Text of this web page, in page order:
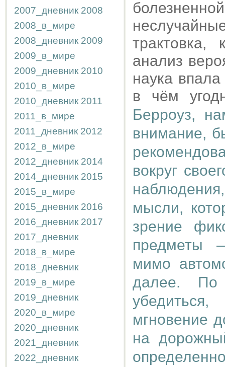
2007_дневник 2008
2008_в_мире
2008_дневник 2009
2009_в_мире
2009_дневник 2010
2010_в_мире
2010_дневник 2011
2011_в_мире
2011_дневник 2012
2012_в_мире
2012_дневник 2014
2014_дневник 2015
2015_в_мире
2015_дневник 2016
2016_дневник 2017
2017_дневник
2018_в_мире
2018_дневник
2019_в_мире
2019_дневник
2020_в_мире
2020_дневник
2021_дневник
2022_дневник
трактовка,
анализ
наука
в чём
Берроуз,
внимание,
вокруг
мысли,
зрение
предметы
мимо
далее. По
мгновение
на